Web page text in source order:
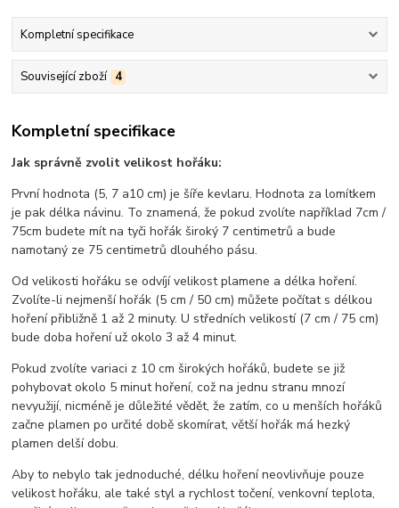
Kompletní specifikace
Související zboží 4
Kompletní specifikace
Jak správně zvolit velikost hořáku:
První hodnota (5, 7 a10 cm) je šíře kevlaru. Hodnota za lomítkem
je pak délka návinu. To znamená, že pokud zvolíte například 7cm /
75cm budete mít na tyči hořák široký 7 centimetrů a bude
namotaný ze 75 centimetrů dlouhého pásu.
Od velikosti hořáku se odvíjí velikost plamene a délka hoření.
Zvolíte-li nejmenší hořák (5 cm / 50 cm) můžete počítat s délkou
hoření přibližně 1 až 2 minuty. U středních velikostí (7 cm / 75 cm)
bude doba hoření už okolo 3 až 4 minut.
Pokud zvolíte variaci z 10 cm širokých hořáků, budete se již
pohybovat okolo 5 minut hoření, což na jednu stranu mnozí
nevyužijí, nicméně je důležité vědět, že zatím, co u menších hořáků
začne plamen po určité době skomírat, větší hořák má hezký
plamen delší dobu.
Aby to nebylo tak jednoduché, délku hoření neovlivňuje pouze
velikost hořáku, ale také styl a rychlost točení, venkovní teplota,